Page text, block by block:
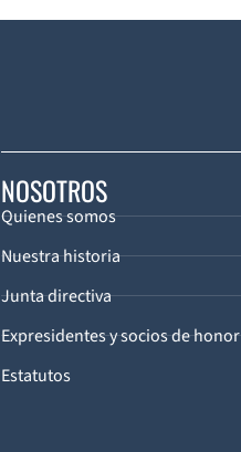
NOSOTROS
Quienes somos
Nuestra historia
Junta directiva
Expresidentes y socios de honor
Estatutos